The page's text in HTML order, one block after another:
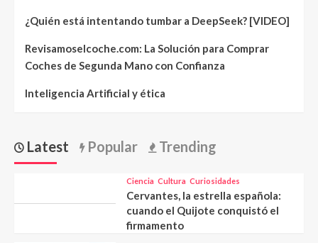
¿Quién está intentando tumbar a DeepSeek? [VIDEO]
Revisamoselcoche.com: La Solución para Comprar
Coches de Segunda Mano con Confianza
Inteligencia Artificial y ética
Latest Popular Trending
Ciencia Cultura Curiosidades
Cervantes, la estrella española:
cuando el Quijote conquistó el
firmamento